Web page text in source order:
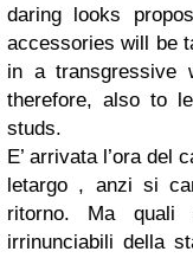
daring
looks
accessories will be
in a transgressive
therefore, also to
studs.
E’ arrivata l’ora del
letargo , anzi si
ritorno. Ma
irrinunciabili della